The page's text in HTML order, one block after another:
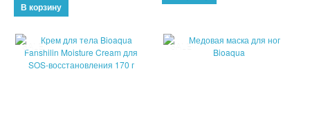
ОХЛАЖДАЮЩИЕ СТАКАНЫ
ШЛАНГИ XHOSE
SALE SALE